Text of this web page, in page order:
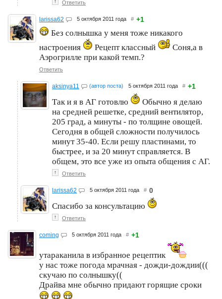
↑ Ответить
larissa62 5 октября 2011 года # +1
Без солнышка у меня тоже никакого
настроения
Рецепт классный
Соня,а в
Аэрогрилле при какой темп.?
Ответить
aksinya11 (автор поста) 5 октября 2011 года # +1
Так и я в АГ готовлю
Обычно я делаю
на средней решетке, средний вентилятор,
205 град, а минуты - по толщине овощей.
Сегодня в общей сложности получилось
минут 35-40. Если решу пластинами, то
быстрее, и за 20 минут справляется. В
общем, это все уже из опыта общения с АГ.
↑ Ответить
larissa62 5 октября 2011 года # 0
Спасибо за консультацию
↑ Ответить
coming 5 октября 2011 года # +1
утараканила в избранное рецептик
у нас тоже погода мрачная - дожди-дождии(((
скучаю по солнышку((
Драйва мне обычно придают горящие сроки